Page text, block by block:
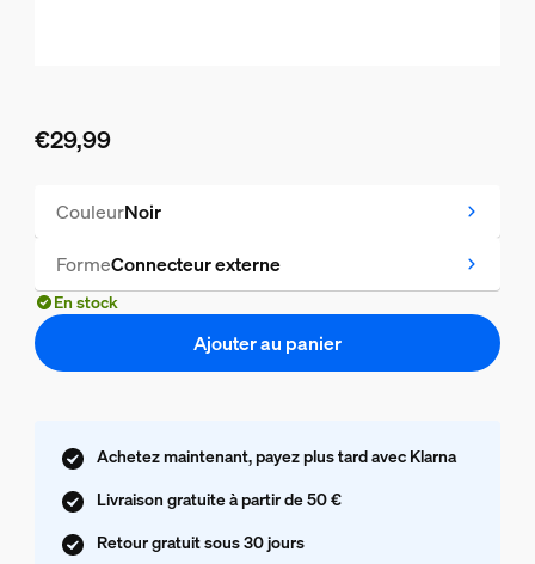
€29,99
CouleurNoir
FormeConnecteur externe
En stock
Ajouter au panier
Achetez maintenant, payez plus tard avec Klarna
Livraison gratuite à partir de 50 €
Retour gratuit sous 30 jours